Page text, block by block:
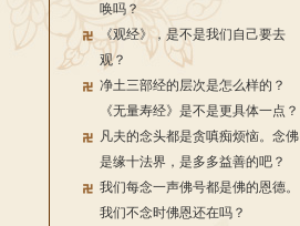
唤吗？
《观经》，是不是我们自己要去
观？
净土三部经的层次是怎么样的？
《无量寿经》是不是更具体一点？
凡夫的念头都是贪嗔痴烦恼。念佛
是缘十法界，是多多益善的吧？
我们每念一声佛号都是佛的恩德。
我们不念时佛恩还在吗？